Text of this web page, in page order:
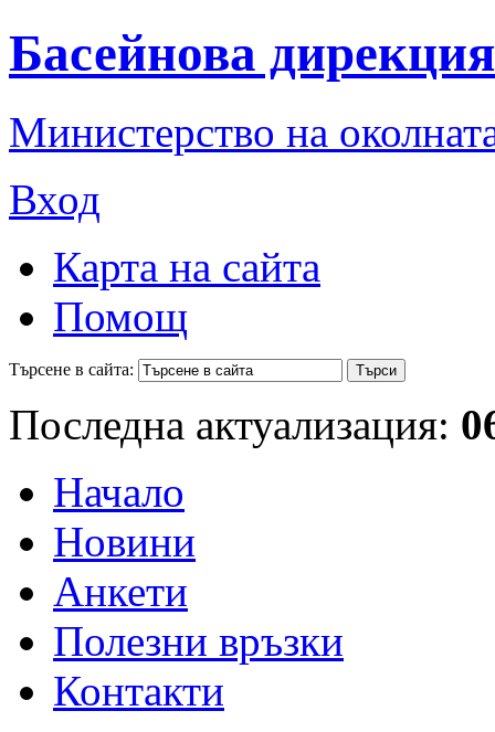
Басейнова
Министерство на
Вход
Карта на сайта
Помощ
Търсене в сайта:
Последна актуализация:
Начало
Новини
Анкети
Полезни връзки
Контакти